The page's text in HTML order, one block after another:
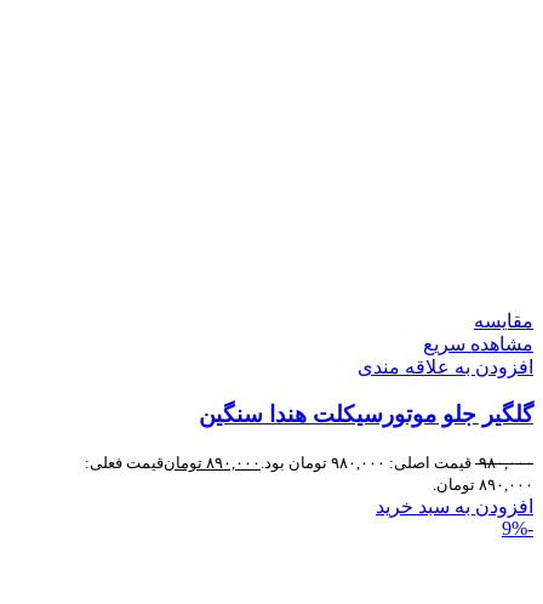
مقایسه
مشاهده سریع
افزودن به علاقه مندی
گلگیر جلو موتورسیکلت هندا سنگین
۹۸۰,۰۰۰ قیمت اصلی: ۹۸۰,۰۰۰ تومان بود. ۸۹۰,۰۰۰ تومانقیمت فعلی:
۸۹۰,۰۰۰ تومان.
افزودن به سبد خرید
-9%